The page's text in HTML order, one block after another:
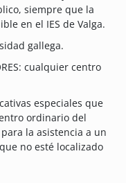
siempre que la
en el IES de Valga.
gallega.
cualquier centro
especiales que
ordinario del
la asistencia a un
no esté localizado